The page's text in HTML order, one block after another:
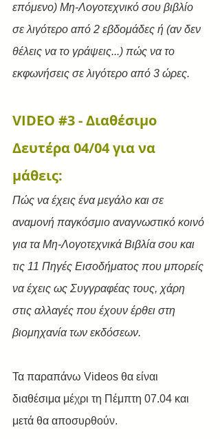
επόμενο) Μη-Λογοτεχνικό σου βιβλίο
σε λιγότερο από 2 εβδομάδες ή (αν δεν
θέλεις να το γράψεις...) πώς να το
εκφωνήσεις σε λιγότερο από 3 ώρες.
VIDEO #3 - Διαθέσιμο
Δευτέρα 04/04 για να
μάθεις:
Πώς να έχεις ένα μεγάλο και σε
αναμονή παγκόσμιο αναγνωστικό κοινό
για τα Μη-Λογοτεχνικά Βιβλία σου και
τις 11 Πηγές Εισοδήματος που μπορείς
να έχεις ως Συγγραφέας τους, χάρη
στις αλλαγές που έχουν έρθει στη
βιομηχανία των εκδόσεων.
Τα παραπάνω Videos θα είναι
διαθέσιμα μέχρι τη Πέμπτη 07.04 και
μετά θα αποσυρθούν.